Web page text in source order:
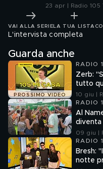
23 apr | Radio 105
VAI ALLA SERIE LA TUA LISTA
L'intervista completa
Guarda anche
PROSSIMO VIDEO
RADIO
Zerb:
tutto
ultimi
10 giu |
RADIO
Al
diventa
create
Clinker
09 giu |
RADIO
Bresh:
notte